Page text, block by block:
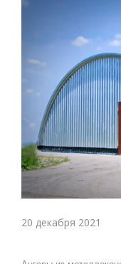
20 декабря 2021